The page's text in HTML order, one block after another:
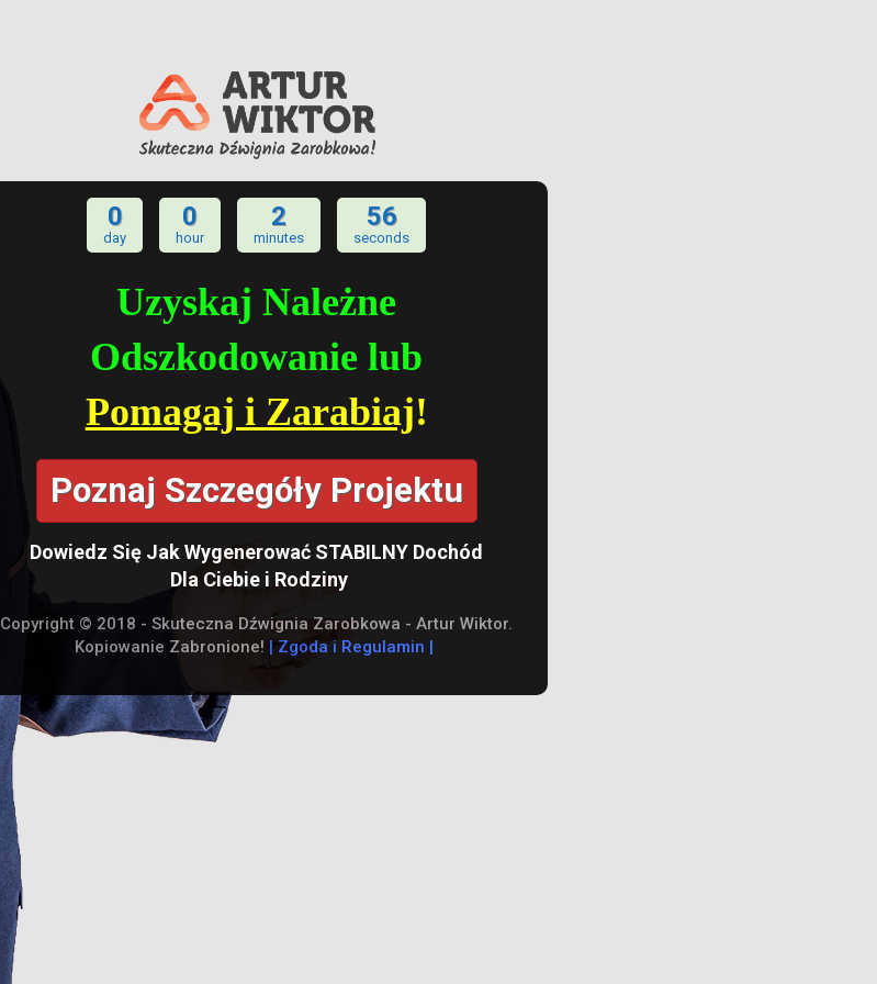
0
day
0
hour
2
minutes
56
seconds
Uzyskaj Należne
Odszkodowanie lub
Pomagaj i Zarabiaj!
Poznaj Szczegóły Projektu
Dowiedz Się Jak Wygenerować STABILNY Dochód
Dla Ciebie i Rodziny
Copyright © 2018 - Skuteczna Dźwignia Zarobkowa - Artur Wiktor.
Kopiowanie Zabronione! | Zgoda i Regulamin |